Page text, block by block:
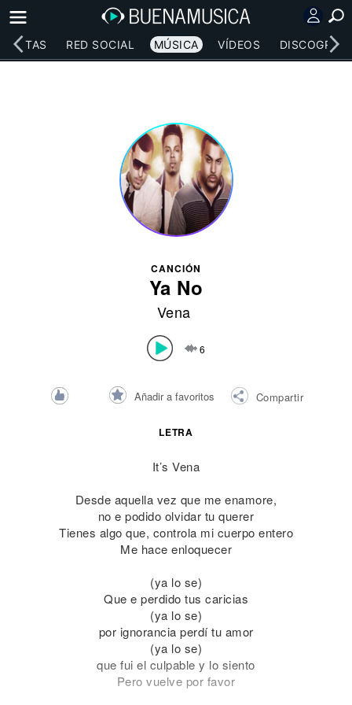
RED SOCIAL MÚSICA VÍDEOS
CANCIÓN
Ya No
Vena
6
Añadir a favoritos Compartir
LETRA
It’s Vena
Desde aquella vez que me enamore,
no e podido olvidar tu querer
Tienes algo que, controla mi cuerpo entero
Me hace enloquecer
(ya lo se)
Que e perdido tus caricias
(ya lo se)
por ignorancia perdí tu amor
(ya lo se)
que fui el culpable y lo siento
Pero vuelve por favor